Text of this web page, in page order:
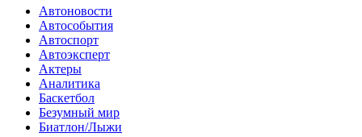
Автоновости
Автособытия
Автоспорт
Автоэксперт
Актеры
Аналитика
Баскетбол
Безумный мир
Биатлон/Лыжи